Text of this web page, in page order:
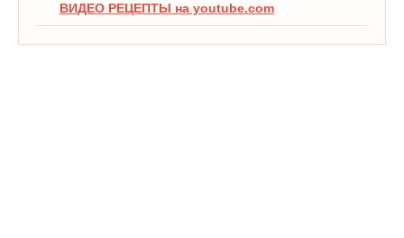
ВИДЕО РЕЦЕПТЫ на youtube.com